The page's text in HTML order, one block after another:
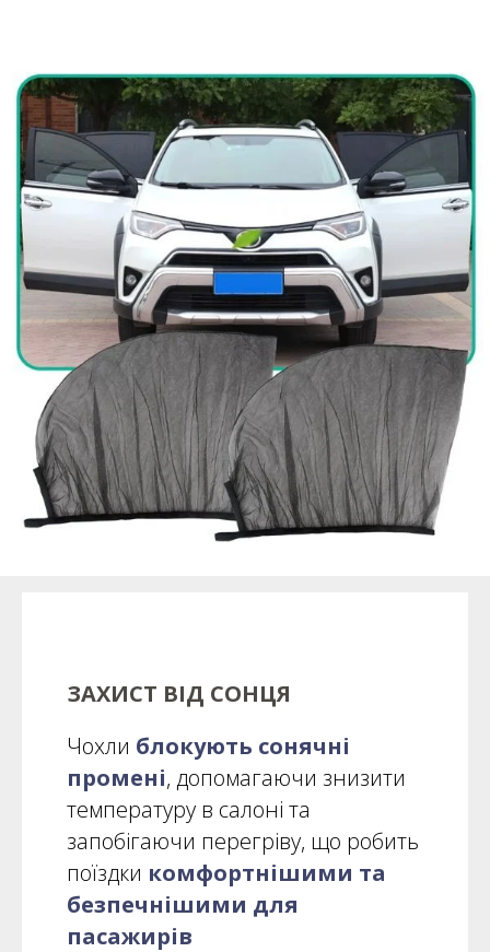
ЗАХИСТ ВІД СОНЦЯ
Чохли блокують сонячні
промені, допомагаючи знизити
температуру в салоні та
запобігаючи перегріву, що робить
поїздки комфортнішими та
безпечнішими для
пасажирів